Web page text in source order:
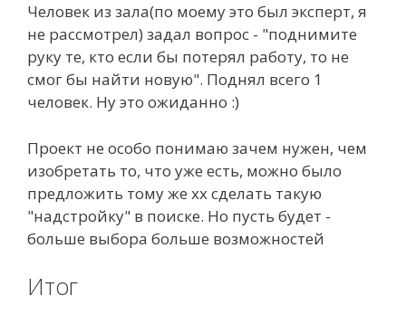
Человек из зала(по моему это был эксперт, я
не рассмотрел) задал вопрос - "поднимите
руку те, кто если бы потерял работу, то не
смог бы найти новую". Поднял всего 1
человек. Ну это ожиданно :)
Проект не особо понимаю зачем нужен, чем
изобретать то, что уже есть, можно было
предложить тому же хх сделать такую
"надстройку" в поиске. Но пусть будет -
больше выбора больше возможностей
Итог